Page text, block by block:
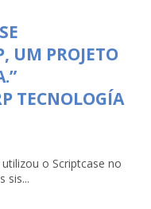
UM PROJETO
TECNOLOGÍA
o Scriptcase no
sis...